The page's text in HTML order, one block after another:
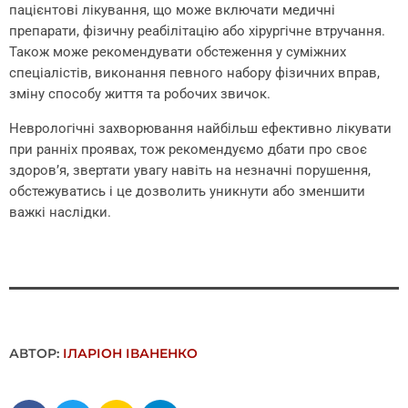
пацієнтові лікування, що може включати медичні
препарати, фізичну реабілітацію або хірургічне втручання.
Також може рекомендувати обстеження у суміжних
спеціалістів, виконання певного набору фізичних вправ,
зміну способу життя та робочих звичок.
Неврологічні захворювання найбільш ефективно лікувати
при ранніх проявах, тож рекомендуємо дбати про своє
здоров’я, звертати увагу навіть на незначні порушення,
обстежуватись і це дозволить уникнути або зменшити
важкі наслідки.
АВТОР: ІЛАРІОН ІВАНЕНКО